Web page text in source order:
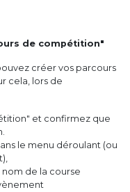
de compétition"
créer vos parcours
cela, lors de
et confirmez que
le menu déroulant (ou
de la course